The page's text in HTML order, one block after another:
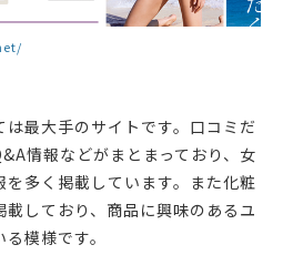
最大手のサイトです。口コミだ
情報などがまとまっており、女
多く掲載しています。また化粧
しており、商品に興味のあるユ
模様です。